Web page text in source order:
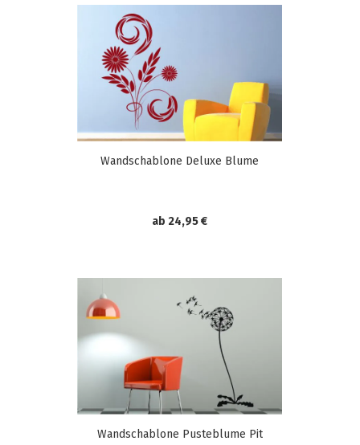
Wandschablone Deluxe Blume
ab 24,95 €
Wandschablone Pusteblume Pit